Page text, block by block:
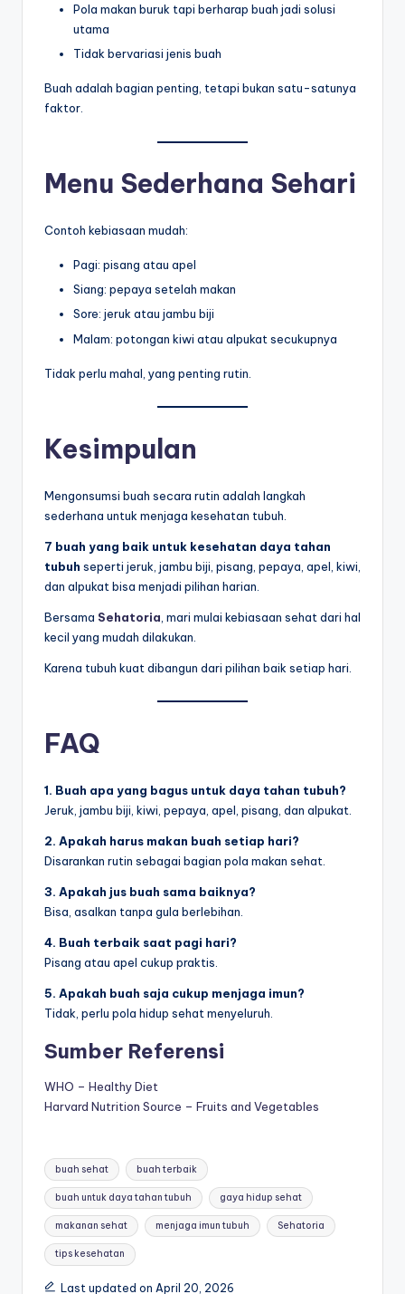
Pola makan buruk tapi berharap buah jadi solusi
utama
Tidak bervariasi jenis buah
Buah adalah bagian penting, tetapi bukan satu-satunya
faktor.
Menu Sederhana Sehari
Contoh kebiasaan mudah:
Pagi: pisang atau apel
Siang: pepaya setelah makan
Sore: jeruk atau jambu biji
Malam: potongan kiwi atau alpukat secukupnya
Tidak perlu mahal, yang penting rutin.
Kesimpulan
Mengonsumsi buah secara rutin adalah langkah
sederhana untuk menjaga kesehatan tubuh.
7 buah yang baik untuk kesehatan daya tahan
tubuh seperti jeruk, jambu biji, pisang, pepaya, apel, kiwi,
dan alpukat bisa menjadi pilihan harian.
Bersama Sehatoria , mari mulai kebiasaan sehat dari hal
kecil yang mudah dilakukan.
Karena tubuh kuat dibangun dari pilihan baik setiap hari.
FAQ
1. Buah apa yang bagus untuk daya tahan tubuh?
Jeruk, jambu biji, kiwi, pepaya, apel, pisang, dan alpukat.
2. Apakah harus makan buah setiap hari?
Disarankan rutin sebagai bagian pola makan sehat.
3. Apakah jus buah sama baiknya?
Bisa, asalkan tanpa gula berlebihan.
4. Buah terbaik saat pagi hari?
Pisang atau apel cukup praktis.
5. Apakah buah saja cukup menjaga imun?
Tidak, perlu pola hidup sehat menyeluruh.
Sumber Referensi
WHO – Healthy Diet
Harvard Nutrition Source – Fruits and Vegetables
Tags:
buah sehat buah terbaik
buah untuk daya tahan tubuh gaya hidup sehat
makanan sehat menjaga imun tubuh Sehatoria
tips kesehatan
Last updated on April 20, 2026